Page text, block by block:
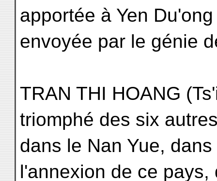
apportée à Yen
envoyée par le génie
TRAN THI HOANG
triomphé des six
dans le Nan Yue,
l'annexion de ce